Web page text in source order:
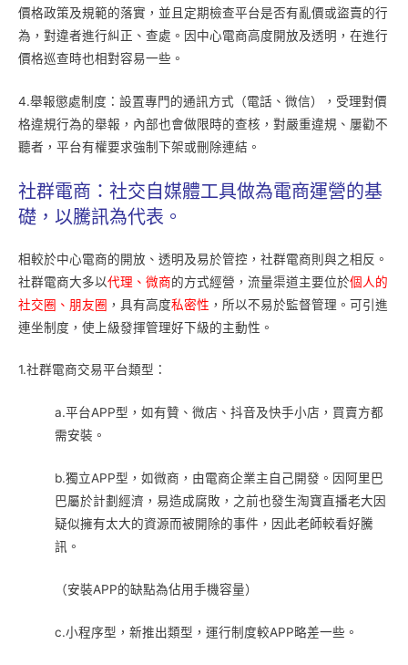
價格政策及規範的落實，並且定期檢查平台是否有亂價或盜賣的行
為，對違者進行糾正、查處。因中心電商高度開放及透明，在進行
價格巡查時也相對容易一些。
4.舉報懲處制度：設置專門的通訊方式（電話、微信），受理對價
格違規行為的舉報，內部也會做限時的查核，對嚴重違規、屢勸不
聽者，平台有權要求強制下架或刪除連結。
社群電商：社交自媒體工具做為電商運營的基
礎，以騰訊為代表。
相較於中心電商的開放、透明及易於管控，社群電商則與之相反。
社群電商大多以代理、微商的方式經營，流量渠道主要位於個人的
社交圈、朋友圈 ，具有高度私密性 ，所以不易於監督管理。可引進
連坐制度，使上級發揮管理好下級的主動性。
1.社群電商交易平台類型：
a.平台APP型，如有贊、微店、抖音及快手小店，買賣方都
需安裝。
b.獨立APP型，如微商，由電商企業主自己開發。因阿里巴
巴屬於計劃經濟，易造成腐敗，之前也發生淘寶直播老大因
疑似擁有太大的資源而被開除的事件，因此老師較看好騰
訊。
（安裝APP的缺點為佔用手機容量）
c.小程序型，新推出類型，運行制度較APP略差一些。